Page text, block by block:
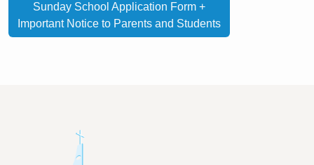
Sunday School Application Form +
Important Notice to Parents and Students